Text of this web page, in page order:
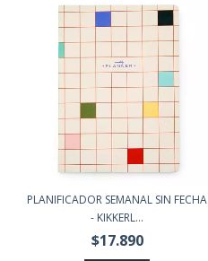
PLANIFICADOR SEMANAL SIN FECHA
- KIKKERL...
$17.890